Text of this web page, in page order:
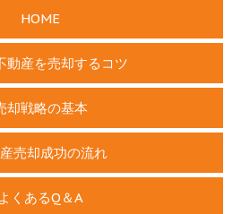
HOME
動産を売却するコツ
却戦略の基本
売却成功の流れ
よくあるQ＆A